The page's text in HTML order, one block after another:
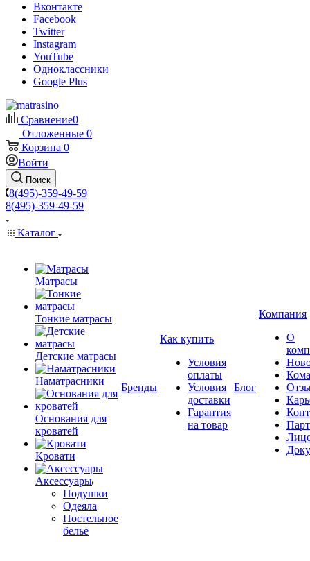
Вконтакте
Facebook
Twitter
Instagram
YouTube
Одноклассники
Google Plus
Сравнение0
Отложенные 0
Корзина 0
Войти
Поиск
8(495)-359-49-59
8(495)-359-49-59
Каталог
Матрасы
Тонкие матрасы
Детские матрасы
Наматрасники
Основания для
кроватей
Кровати
Аксессуары
Подушки
Одеяла
Постельное
белье
Бренды
Как купить
Условия
оплаты
Условия
доставки
Гарантия
на товар
Блог
Компания
О